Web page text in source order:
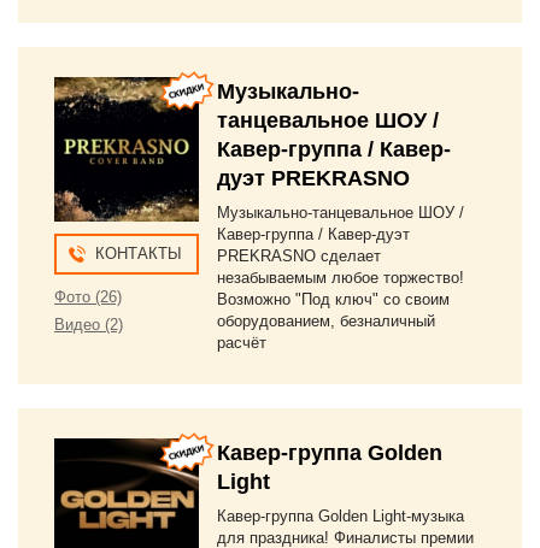
КОНТАКТЫ
Фото (26)
Видео (2)
Музыкально-
танцевальное ШОУ /
Кавер-группа / Кавер-
дуэт PREKRASNO
Музыкально-танцевальное ШОУ /
Кавер-группа / Кавер-дуэт
PREKRASNO сделает
незабываемым любое торжество!
Возможно "Под ключ" со своим
оборудованием, безналичный
расчёт
Кавер-группа Golden
Light
Кавер-группа Golden Light-музыка
для праздника! Финалисты премии